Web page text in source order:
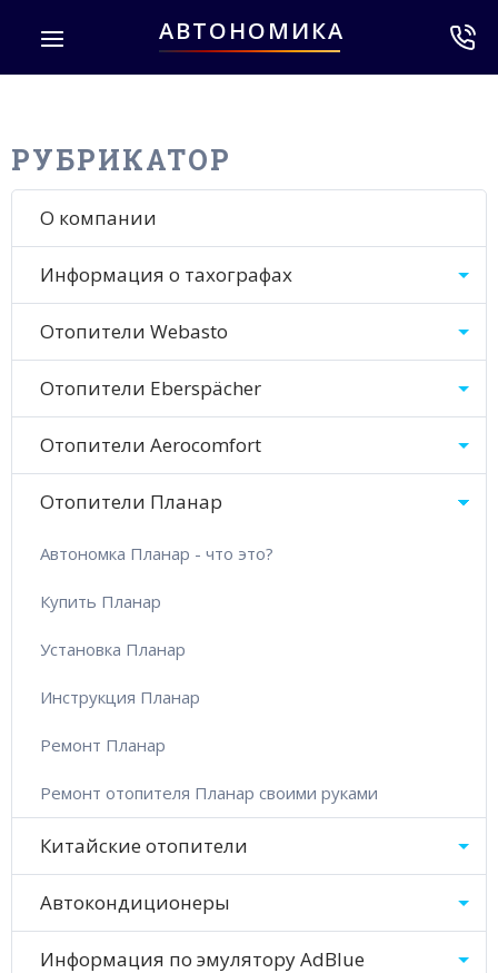
АВТОНОМИКА
РУБРИКАТОР
О компании
Информация о тахографах
Отопители Webasto
Отопители Eberspächer
Отопители Aerocomfort
Отопители Планар
Автономка Планар - что это?
Купить Планар
Установка Планар
Инструкция Планар
Ремонт Планар
Ремонт отопителя Планар своими руками
Китайские отопители
Автокондиционеры
Информация по эмулятору AdBlue